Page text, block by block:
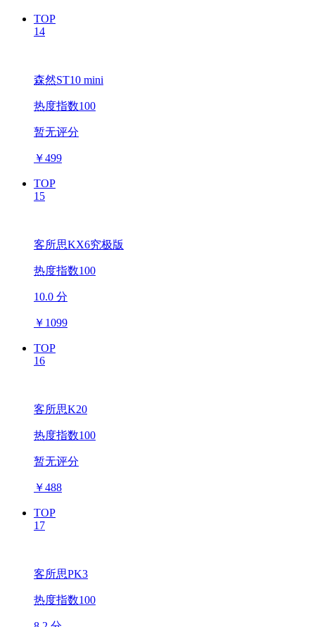
TOP
14
森然ST10 mini
热度指数100
暂无评分
￥499
TOP
15
客所思KX6究极版
热度指数100
10.0 分
￥ 1099
TOP
16
客所思K20
热度指数100
暂无评分
￥488
TOP
17
客所思PK3
热度指数100